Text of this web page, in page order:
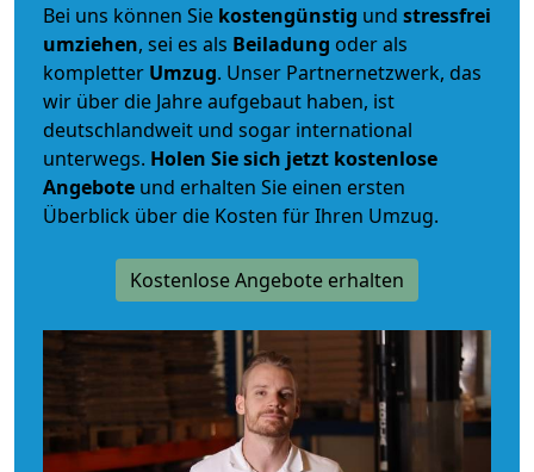
Bei uns können Sie kostengünstig und stressfrei
umziehen, sei es als Beiladung oder als
kompletter Umzug. Unser Partnernetzwerk, das
wir über die Jahre aufgebaut haben, ist
deutschlandweit und sogar international
unterwegs. Holen Sie sich jetzt kostenlose
Angebote und erhalten Sie einen ersten
Überblick über die Kosten für Ihren Umzug.
Kostenlose Angebote erhalten